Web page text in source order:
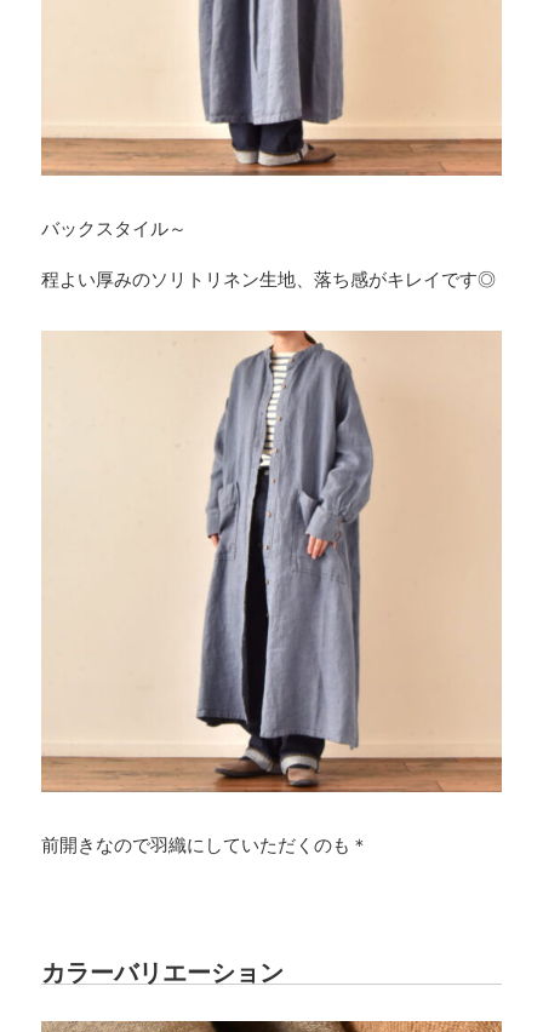
バックスタイル～
程よい厚みのソリトリネン生地、落ち感がキレイです◎
前開きなので羽織にしていただくのも＊
カラーバリエーション